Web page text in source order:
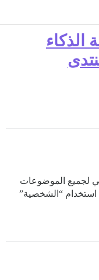
الذكاء
لجميع الموضوعات
استخدام “الشخصية”